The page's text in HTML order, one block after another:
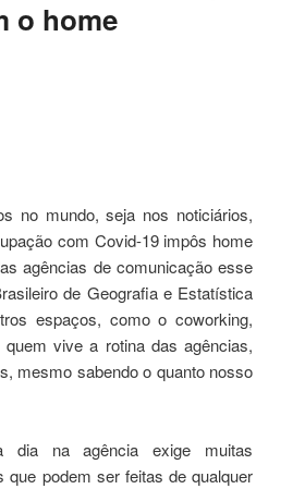
o home
no mundo, seja nos noticiários,
com Covid-19 impôs home
agências de comunicação esse
de Geografia e Estatística
espaços, como o coworking,
vive a rotina das agências,
mesmo sabendo o quanto nosso
na agência exige muitas
que podem ser feitas de qualquer